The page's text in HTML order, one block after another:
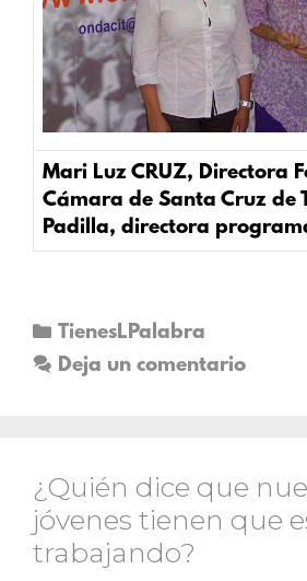
Mari Luz CRUZ, Directora
Cámara de Santa Cruz de
Padilla, directora
TienesLPalabra
Deja un comentario
¿Quién dice que
jóvenes tienen que
trabajando?